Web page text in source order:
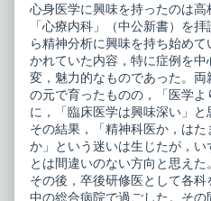
リ
ュ
ミ
エ
ー
ル
27
神
科
領
域
か
ら
め
の
精
神
科
臨
床
リ
ュ
ミ
エ
ー
ル
27
心身医学に興味を持ったのは
「心療内科」（中公新書）を
ら精神分析に興味を持ち始め
かれていた内容，特に症例を
変，魅力的なものであった。両
の元で育ったものの，「医学
に，「臨床医学は興味深い」と
その結果，「精神科医か，は
か」という迷いは生じたが，
とは間違いのない方向と思えた。
その後，卒後研修医として各
中の総合病院で過ごした。そ